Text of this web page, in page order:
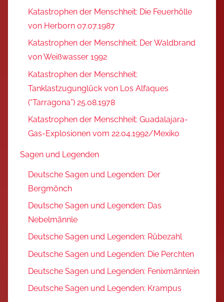
Katastrophen der Menschheit: Die Feuerhölle
von Herborn 07.07.1987
Katastrophen der Menschheit: Der Waldbrand
von Weißwasser 1992
Katastrophen der Menschheit:
Tanklastzugunglück von Los Alfaques
(“Tarragona”) 25.08.1978
Katastrophen der Menschheit: Guadalajara-
Gas-Explosionen vom 22.04.1992/Mexiko
Sagen und Legenden
Deutsche Sagen und Legenden: Der
Bergmönch
Deutsche Sagen und Legenden: Das
Nebelmännle
Deutsche Sagen und Legenden: Rübezahl
Deutsche Sagen und Legenden: Die Perchten
Deutsche Sagen und Legenden: Fenixmännlein
Deutsche Sagen und Legenden: Krampus